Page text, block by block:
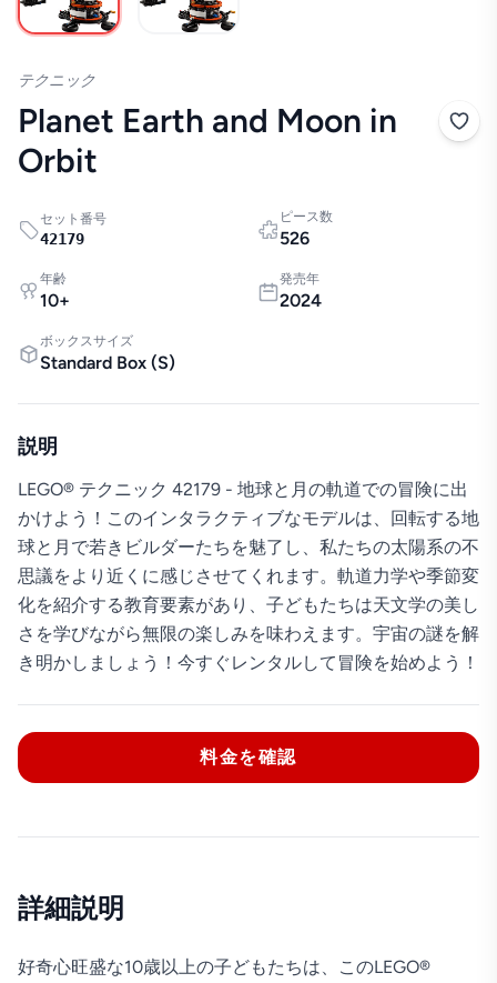
テクニック
Planet Earth and Moon in
Orbit
セット番号
42179
ピース数
526
年齢
10+
発売年
2024
ボックスサイズ
Standard Box (S)
説明
LEGO® テクニック 42179 - 地球と月の軌道での冒険に出
かけよう！このインタラクティブなモデルは、回転する地
球と月で若きビルダーたちを魅了し、私たちの太陽系の不
思議をより近くに感じさせてくれます。軌道力学や季節変
化を紹介する教育要素があり、子どもたちは天文学の美し
さを学びながら無限の楽しみを味わえます。宇宙の謎を解
き明かしましょう！今すぐレンタルして冒険を始めよう！
料金を確認
詳細説明
好奇心旺盛な10歳以上の子どもたちは、このLEGO®